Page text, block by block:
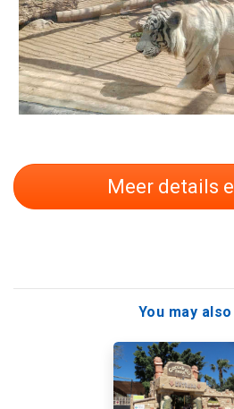
Meer details
You may